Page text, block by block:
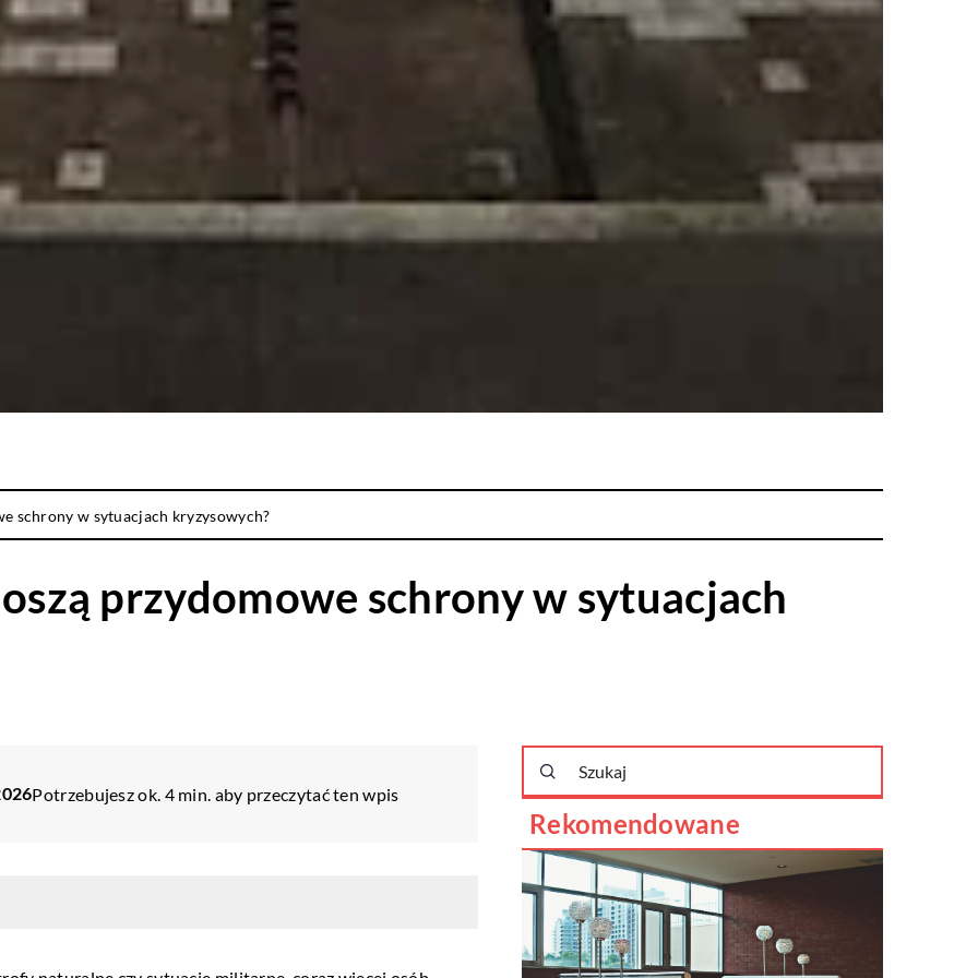
schrony w sytuacjach kryzysowych?
przydomowe schrony w sytuacjach
Potrzebujesz ok. 4 min. aby przeczytać ten wpis
Rekomendowane